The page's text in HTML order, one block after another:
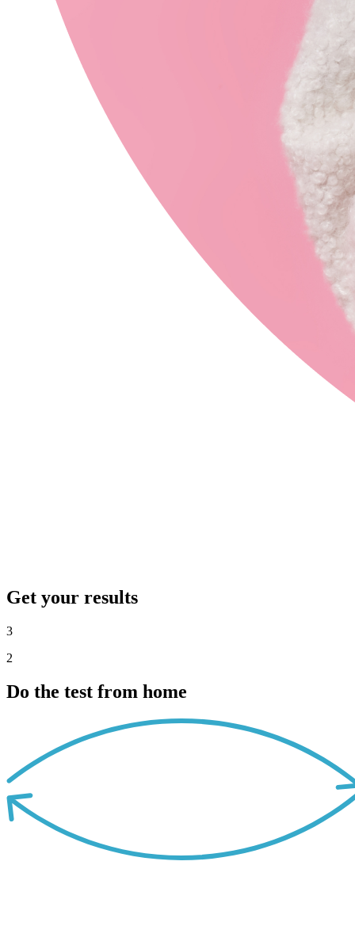
Get your results
3
2
Do the test from home